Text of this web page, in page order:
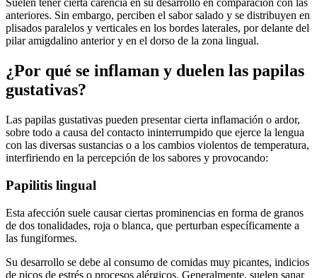
Suelen tener cierta carencia en su desarrollo en comparación con las
anteriores. Sin embargo, perciben el sabor salado y se distribuyen en
plisados paralelos y verticales en los bordes laterales, por delante del
pilar amigdalino anterior y en el dorso de la zona lingual.
¿Por qué se inflaman y duelen las papilas
gustativas?
Las papilas gustativas pueden presentarcierta inflamación o ardor,
sobre todo a causa del contacto ininterrumpido que ejerce la lengua
con las diversas sustancias o a los cambios violentos de temperatura,
interfiriendo en la percepción de los sabores y provocando:
Papilitis lingual
Esta afección suele causar ciertas prominencias en forma de granos
de dos tonalidades, roja o blanca, que perturban específicamente a
las fungiformes.
Su desarrollo se debe al consumo de comidas muy picantes, indicios
de picos de estrés o procesos alérgicos. Generalmente, suelen sanar